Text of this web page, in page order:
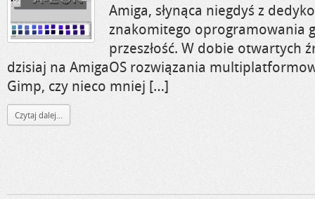
Amiga, słynąca niegdyś z
znakomitego oprogramowania
przeszłość. W dobie otwartych
dzisiaj na AmigaOS rozwiązania
Gimp, czy nieco mniej […]
Czytaj dalej...